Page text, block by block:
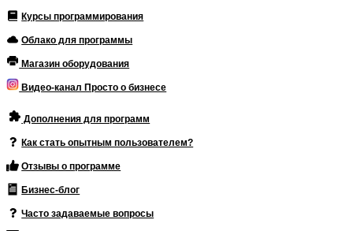
Курсы программирования
Облако для программы
Магазин оборудования
Видео-канал Просто о бизнесе
Дополнения для программ
Как стать опытным пользователем?
Отзывы о программе
Бизнес-блог
Часто задаваемые вопросы